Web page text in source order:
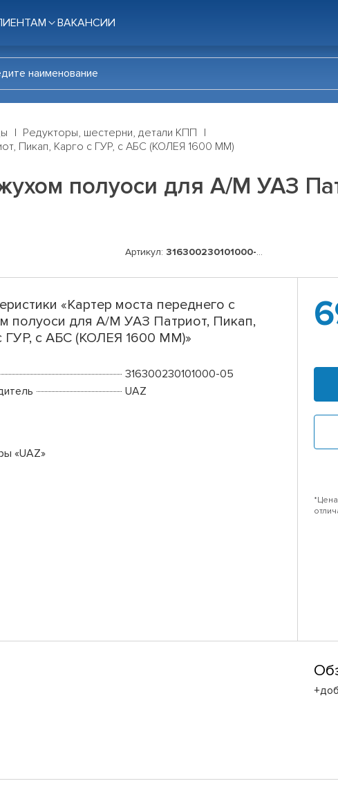
ВАКАНСИИ
Редукторы, шестерни, детали КПП
Пикап, Карго с ГУР, с АБС (КОЛЕЯ 1600 ММ)
полуоси для А/М УАЗ
Артикул: 316300230101000-05
«Картер моста переднего с
полуоси для А/М УАЗ Патриот, Пикап,
ГУР, с АБС (КОЛЕЯ 1600 ММ)»
316300230101000-05
UAZ
«UAZ»